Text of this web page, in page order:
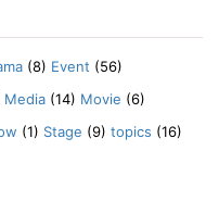
(8) Event (56)
Media (14) Movie (6)
(1) Stage (9) topics (16)